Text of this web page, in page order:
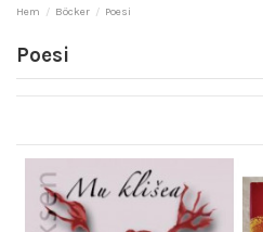
Hem Böcker Poesi
Poesi